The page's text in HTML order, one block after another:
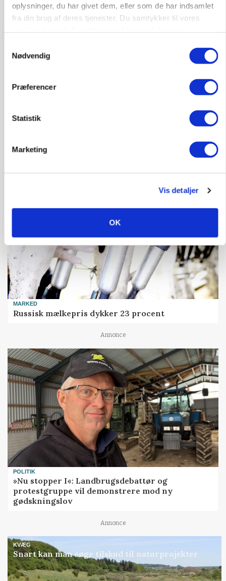
oplysninger, du har givet dem, eller som de har indsamlet
fra din brug af deres tjenester. Du samtykker til vores
Nødvendig
Præferencer
Statistik
Marketing
Vis detaljer
OK
GRISE
MARKED
Russisk mælkepris dykker 23 procent
Annonce
POLITIK
»Nu stopper I«: Landbrugsdebattør og
protestgruppe vil demonstrere mod ny
gødskningslov
Annonce
KVÆG
Snart kan man søge tilskud til naturprojekter
Annonce